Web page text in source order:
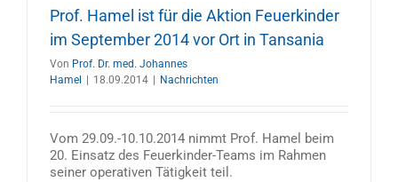
Prof. Hamel ist für die Aktion Feuerkinder
im September 2014 vor Ort in Tansania
Von Prof. Dr. med. Johannes
Hamel
18.09.2014 Nachrichten
Vom 29.09.-10.10.2014 nimmt Prof. Hamel beim
20. Einsatz des Feuerkinder-Teams im Rahmen
seiner operativen Tätigkeit teil.